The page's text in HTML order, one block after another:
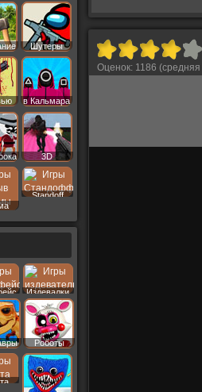
Оценок: 1186 (средняя
Шутеры
в Кальмара
3D
Standoff
Издевалки
Роботы